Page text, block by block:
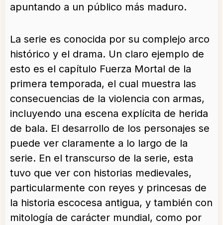
apuntando a un público más maduro.
La serie es conocida por su complejo arco
histórico y el drama. Un claro ejemplo de
esto es el capítulo Fuerza Mortal de la
primera temporada, el cual muestra las
consecuencias de la violencia con armas,
incluyendo una escena explícita de herida
de bala. El desarrollo de los personajes se
puede ver claramente a lo largo de la
serie. En el transcurso de la serie, esta
tuvo que ver con historias medievales,
particularmente con reyes y princesas de
la historia escocesa antigua, y también con
mitología de carácter mundial, como por